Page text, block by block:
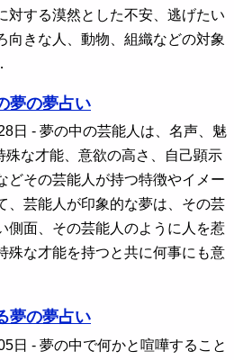
対する漠然とした不安、逃げたい
向きな人、動物、組織などの対象
夢の夢占い
日 - 夢の中の芸能人は、名声、魅
殊な才能、意欲の高さ、自己顕示
どその芸能人が持つ特徴やイメー
、芸能人が印象的な夢は、その芸
側面、その芸能人のように人を惹
殊な才能を持つと共に何事にも意
夢の夢占い
日 - 夢の中で何かと喧嘩すること